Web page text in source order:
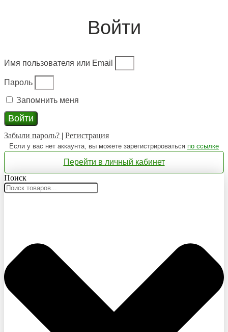
Войти
Имя пользователя или Email
Пароль
Запомнить меня
Войти
Забыли пароль? | Регистрация
Если у вас нет аккаунта, вы можете зарегистрироваться по ссылке
Перейти в личный кабинет
Поиск